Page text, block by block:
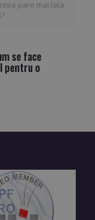
pare mai lata
se face
pentru o